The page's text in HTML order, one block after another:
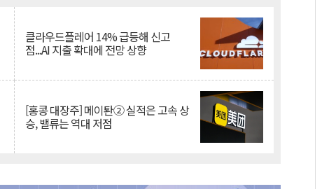
클라우드플레어 14% 급등해 신고
점...AI 지출 확대에 전망 상향
[홍콩 대장주] 메이퇀② 실적은 고속 상
승, 밸류는 역대 저점